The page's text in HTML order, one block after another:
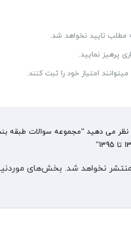
مطلب تایید نخواهد شد.
پرهیز نمایید.
امتیاز خود را ثبت کنند.
نظر می دهید “مجموعه سوالات طبقه
نخواهد شد. بخش‌های